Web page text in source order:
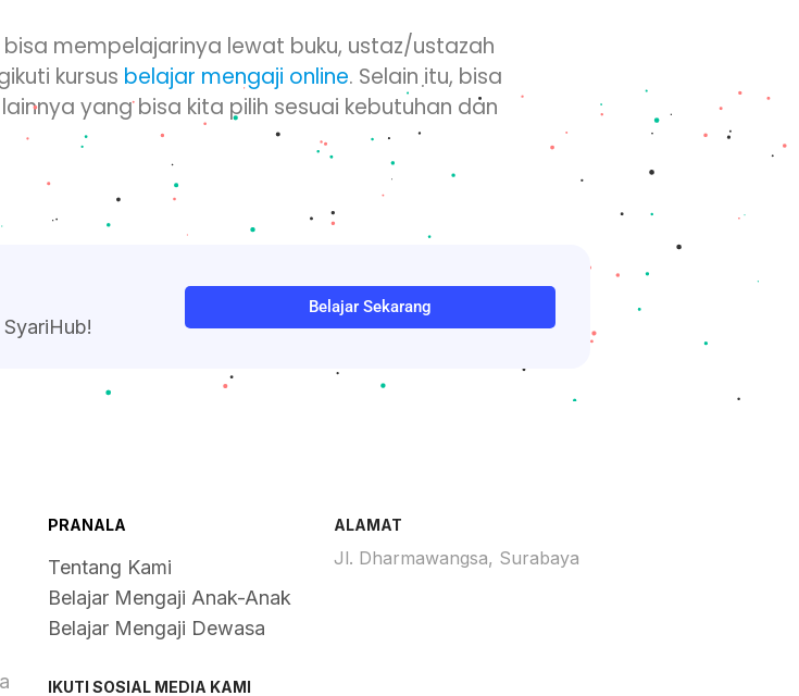
mempelajarinya lewat buku, ustaz/ustazah
kursus belajar mengaji online. Selain itu, bisa
yang bisa kita pilih sesuai kebutuhan dan
Belajar Sekarang
PRANALA
Tentang Kami
Belajar Mengaji Anak-Anak
Belajar Mengaji Dewasa
IKUTI SOSIAL MEDIA KAMI
ALAMAT
Jl. Dharmawangsa, Surabaya